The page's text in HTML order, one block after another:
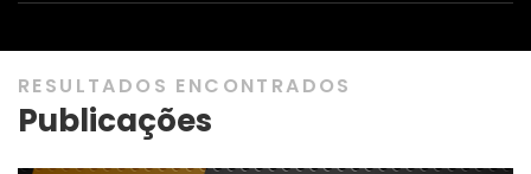
RESULTADOS ENCONTRADOS
Publicações